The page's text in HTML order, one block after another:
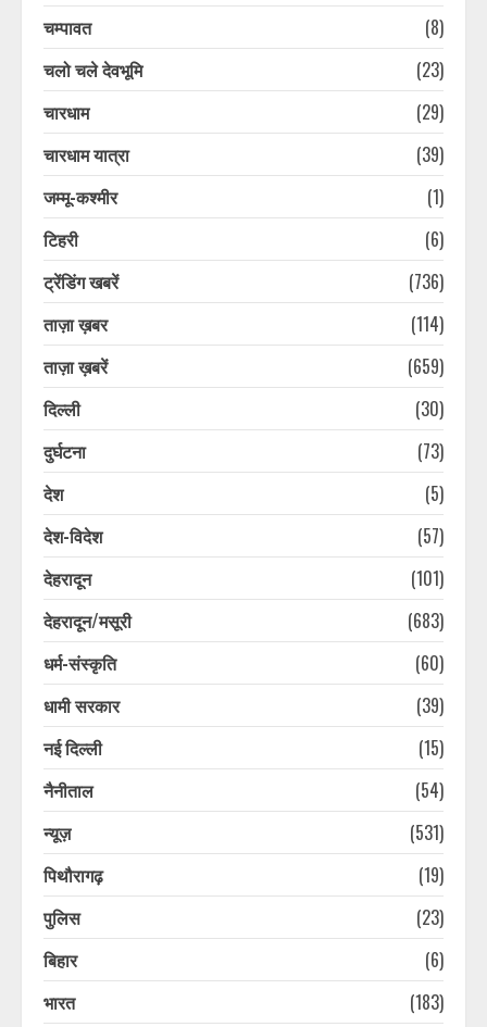
चम्पावत
(8)
चलो चले देवभूमि
(23)
चारधाम
(29)
चारधाम यात्रा
(39)
जम्मू-कश्मीर
(1)
टिहरी
(6)
ट्रेंडिंग खबरें
(736)
ताज़ा ख़बर
(114)
ताज़ा ख़बरें
(659)
दिल्ली
(30)
दुर्घटना
(73)
देश
(5)
देश-विदेश
(57)
देहरादून
(101)
देहरादून/मसूरी
(683)
धर्म-संस्कृति
(60)
धामी सरकार
(39)
नई दिल्ली
(15)
नैनीताल
(54)
न्यूज़
(531)
पिथौरागढ़
(19)
पुलिस
(23)
बिहार
(6)
भारत
(183)
एक बार फिर से लॉन्च हुआ Yamaha R15
कीमत 1.76 लाख रुपये